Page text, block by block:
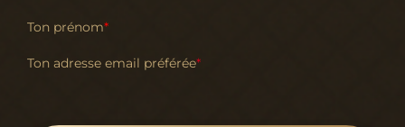
Ton prénom*
Ton adresse email préférée*